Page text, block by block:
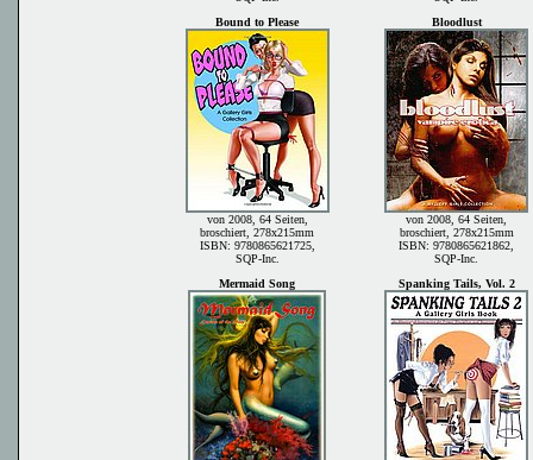
Bound to Please
Bloodlust
von 2008, 64 Seiten,
broschiert, 278x215mm
ISBN: 9780865621725,
SQP-Inc.
von 2008, 64 Seiten,
broschiert, 278x215mm
ISBN: 9780865621862,
SQP-Inc.
Mermaid Song
Spanking Tails, Vol. 2